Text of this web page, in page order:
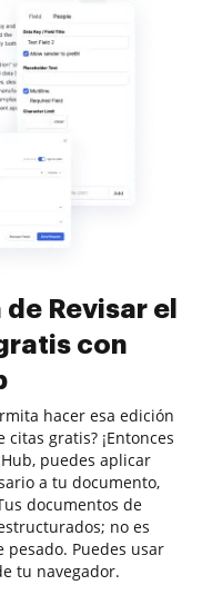
Revisar el
con
hacer esa edición
gratis? ¡Entonces
puedes aplicar
a tu documento,
documentos de
no es
Puedes usar
tu navegador.